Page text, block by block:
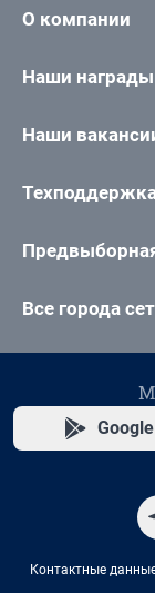
О компании
Наши награды
Наши
Все города
Контактные